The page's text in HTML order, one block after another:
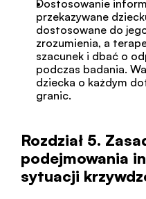
Dostosowanie
przekazywane
dostosowane do
zrozumienia, a
szacunek i dbać o
podczas badania.
dziecka o każdym
granic.
Rozdział 5.
podejmowania
sytuacji